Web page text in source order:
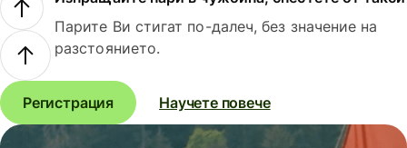
Парите Ви стигат по-далеч, без значение на
разстоянието.
Регистрация Научете повече